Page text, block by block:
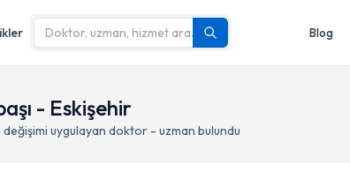
Blog
- Eskişehir
değişimi uygulayan doktor - uzman bulundu